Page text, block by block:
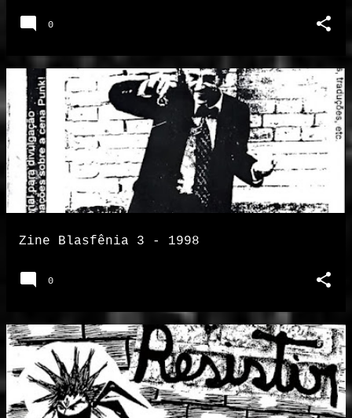
0
Zine Blasfênia 3 - 1998
0